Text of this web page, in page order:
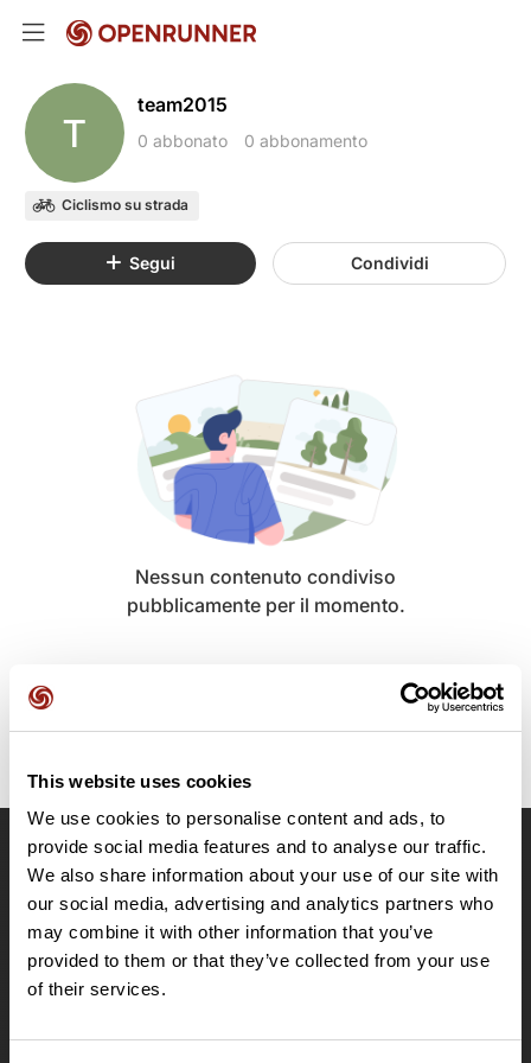
This website uses cookies
We use cookies to personalise content and ads, to
provide social media features and to analyse our traffic.
We also share information about your use of our site with
our social media, advertising and analytics partners who
may combine it with other information that you’ve
provided to them or that they’ve collected from your use
of their services.
T
team2015
0 abbonato 0 abbonamento
Ciclismo su strada
Segui Condividi
Nessun contenuto condiviso
pubblicamente per il momento.
OpenRunner
Team
Lavora con noi
Riguardo a
Contatti